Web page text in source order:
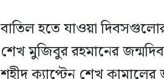
বাতিল হতে যাওয়া দিবসগুলোর
শেখ মুজিবুর রহমানের